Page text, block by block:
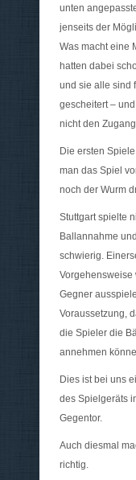
unten
jenseits der
Was macht eine
hatten dabei
und sie alle sind
gescheitert –
nicht den
Die ersten
man das Spiel
noch der Wurm
Stuttgart spielte
Ballannahme
schwierig.
Vorgehensweise
Gegner
Voraussetzung,
die Spieler die
annehmen
Dies ist bei uns
des Spielgeräts
Gegentor.
Auch diesmal
richtig.